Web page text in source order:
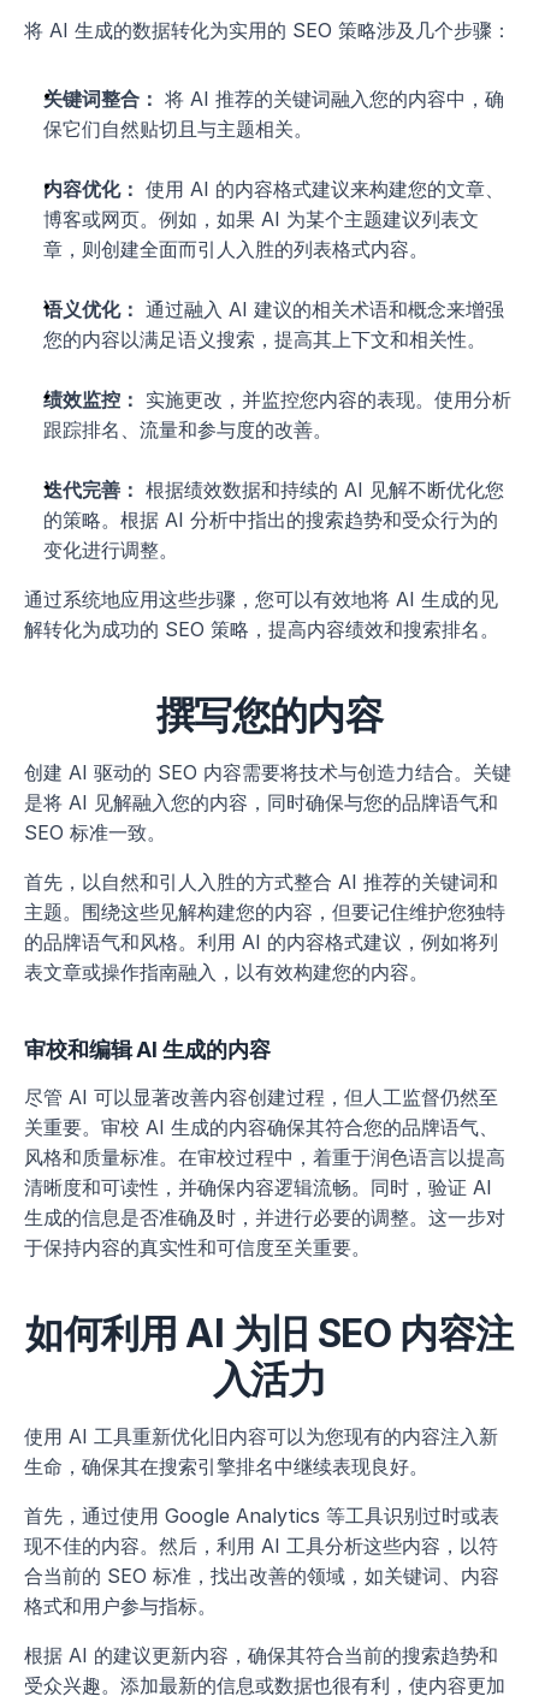
将 AI 生成的数据转化为实用的 SEO 策略涉及几个步骤：
关键词整合： 将 AI 推荐的关键词融入您的内容中，确
保它们自然贴切且与主题相关。
内容优化： 使用 AI 的内容格式建议来构建您的文章、
博客或网页。例如，如果 AI 为某个主题建议列表文
章，则创建全面而引人入胜的列表格式内容。
语义优化： 通过融入 AI 建议的相关术语和概念来增强
您的内容以满足语义搜索，提高其上下文和相关性。
绩效监控： 实施更改，并监控您内容的表现。使用分析
跟踪排名、流量和参与度的改善。
迭代完善： 根据绩效数据和持续的 AI 见解不断优化您
的策略。根据 AI 分析中指出的搜索趋势和受众行为的
变化进行调整。
通过系统地应用这些步骤，您可以有效地将 AI 生成的见
解转化为成功的 SEO 策略，提高内容绩效和搜索排名。
撰写您的内容
创建 AI 驱动的 SEO 内容需要将技术与创造力结合。关键
是将 AI 见解融入您的内容，同时确保与您的品牌语气和
SEO 标准一致。
首先，以自然和引人入胜的方式整合 AI 推荐的关键词和
主题。围绕这些见解构建您的内容，但要记住维护您独特
的品牌语气和风格。利用 AI 的内容格式建议，例如将列
表文章或操作指南融入，以有效构建您的内容。
审校和编辑 AI 生成的内容
尽管 AI 可以显著改善内容创建过程，但人工监督仍然至
关重要。审校 AI 生成的内容确保其符合您的品牌语气、
风格和质量标准。在审校过程中，着重于润色语言以提高
清晰度和可读性，并确保内容逻辑流畅。同时，验证 AI
生成的信息是否准确及时，并进行必要的调整。这一步对
于保持内容的真实性和可信度至关重要。
如何利用 AI 为旧 SEO 内容注
入活力
使用 AI 工具重新优化旧内容可以为您现有的内容注入新
生命，确保其在搜索引擎排名中继续表现良好。
首先，通过使用 Google Analytics 等工具识别过时或表
现不佳的内容。然后，利用 AI 工具分析这些内容，以符
合当前的 SEO 标准，找出改善的领域，如关键词、内容
格式和用户参与指标。
根据 AI 的建议更新内容，确保其符合当前的搜索趋势和
受众兴趣。添加最新的信息或数据也很有利，使内容更加